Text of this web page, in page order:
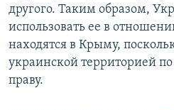
другого. Таким образом,
использовать ее в
находятся в Крыму,
украинской территорией
праву.